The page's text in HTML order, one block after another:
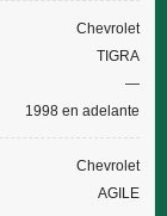
Chevrolet
TIGRA
—
1998 en adelante
Chevrolet
AGILE